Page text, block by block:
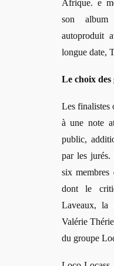
Afrique. e
son album
autoproduit
longue date,
Le choix des
Les finalistes
à une note
public,
par les
six membres
dont le
Laveaux, la
Valérie
du groupe